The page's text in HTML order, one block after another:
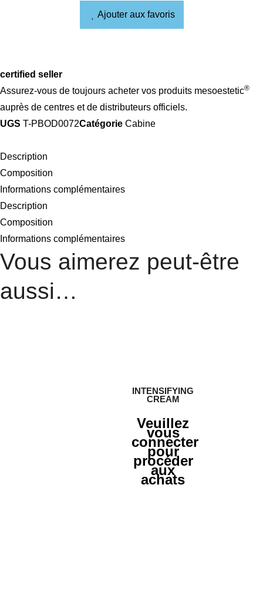
Ajouter aux favoris
certified seller
Assurez-vous de toujours acheter vos produits mesoestetic®
auprès de centres et de distributeurs officiels.
UGS T-PBOD0072Catégorie Cabine
Description
Composition
Informations complémentaires
Description
Composition
Informations complémentaires
Vous aimerez peut-être
aussi…
INTENSIFYING
CREAM
Veuillez
vous
connecter
pour
procéder
aux
achats